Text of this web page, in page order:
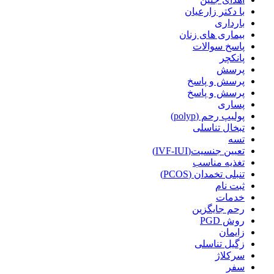
با دکتر زارعیان
بارداری
بیماری های زنان
پاسخ سوالات
پانکچر
پرسش
پرسش و پاسخ
پرسش و پاسخ
پساری
پولیپ رحم (polyp)
تبخال تناسلی
تسه
تعیین جنسیت(IVF-IUI)
تغذیه مناسب
تنبلی تخمدان (PCOS)
ثبت نام
خدمات
رحم جایگزین
روش PGD
زایمان
زگیل تناسلی
سرکلاژ
سفر